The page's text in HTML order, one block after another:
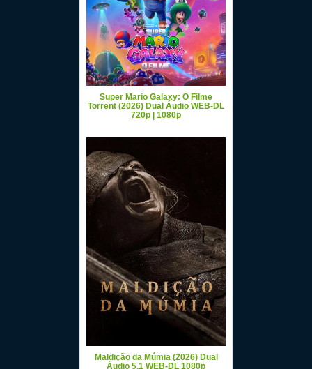
Super Mario Galaxy: O Filme
Torrent (2026) Dual Áudio WEB-DL
720p | 1080p
Maldição da Múmia (2026) Dual
Áudio 5.1 WEB-DL 1080p